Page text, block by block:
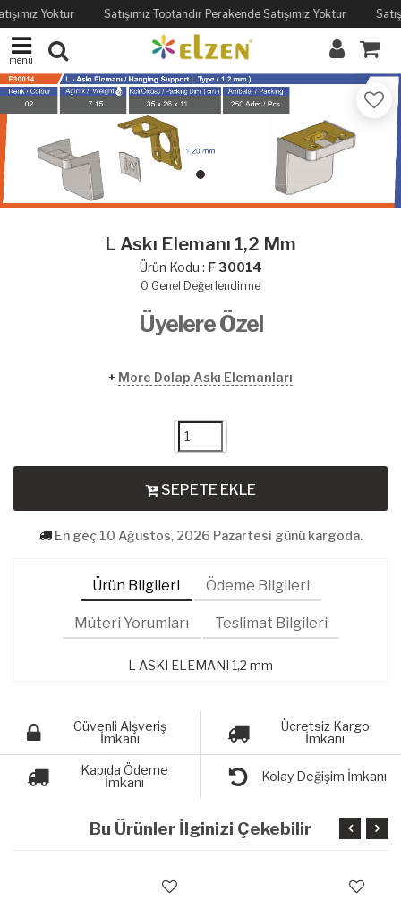
Yoktur Satışımız Toptandır Perakende Satışımız Yoktur
menü
L Askı Elemanı 1,2 Mm
Ürün Kodu : F 30014
0 Genel Değerlendirme
Üyelere Özel
+ More Dolap Askı Elemanları
SEPETE EKLE
En geç 10 Ağustos, 2026 Pazartesi günü kargoda.
Ürün Bilgileri Ödeme Bilgileri
Müteri Yorumları Teslimat Bilgileri
L ASKI ELEMANI 1,2 mm
Güvenli Alşveriş
İmkanı
Ücretsiz Kargo
İmkanı
Kapıda Ödeme
İmkanı
Kolay Değişim İmkanı
Bu Ürünler İlginizi Çekebilir